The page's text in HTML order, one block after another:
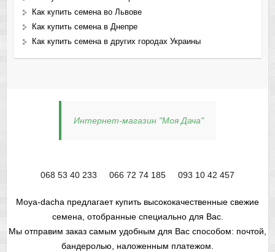
Как купить семена во Львове
Как купить семена в Днепре
Как купить семена в других городах Украины
Интернет-магазин "Моя Дача"
068 53 40 233 066 72 74 185 093 10 42 457
Moya-dacha предлагает купить высококачественные свежие
семена, отобранные специально для Вас.
Мы отправим заказ самым удобным для Вас способом: почтой,
бандеролью, наложенным платежом.